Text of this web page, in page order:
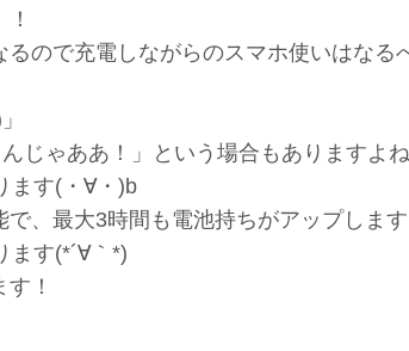
ので充電しながらのスマホ使いはなる
じゃああ！」という場合もありますよ
ます(・∀・)b
、最大3時間も電池持ちがアップしま
ます(*´∀｀*)
！